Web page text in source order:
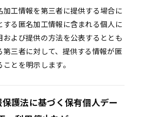
加工情報を第三者に提供する場合に
する匿名加工情報に含まれる個人に
および提供の方法を公表するととも
第三者に対して、提供する情報が匿
とを明示します。
保護法に基づく保有個人デー